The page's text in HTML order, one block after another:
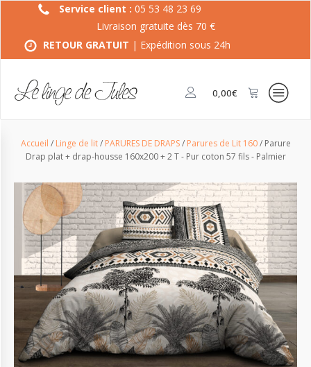
Service client : 05 53 48 23 69
Livraison gratuite dès 70 €
RETOUR GRATUIT | Expédition sous 24h
0,00€
Accueil / Linge de lit/ PARURES DE DRAPS/ Parures de Lit 160/ Parure
Drap plat + drap-housse 160x200 + 2 T - Pur coton 57 fils - Palmier